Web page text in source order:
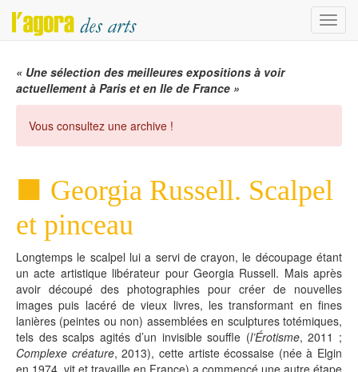
Menu
« Une sélection des meilleures expositions à voir
actuellement à Paris et en Ile de France »
Vous consultez une archive !
Georgia Russell. Scalpel
et pinceau
Longtemps le scalpel lui a servi de crayon, le découpage étant
un acte artistique libérateur pour Georgia Russell. Mais après
avoir découpé des photographies pour créer de nouvelles
images puis lacéré de vieux livres, les transformant en fines
lanières (peintes ou non) assemblées en sculptures totémiques,
tels des scalps agités d’un invisible souffle (l’Érotisme, 2011 ;
Complexe créature, 2013), cette artiste écossaise (née à Elgin
en 1974, vit et travaille en France) a commencé une autre étape